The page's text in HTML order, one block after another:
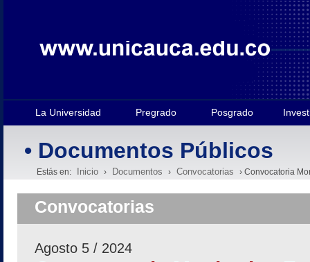
La Universidad Pregrado Posgrado
• Documentos Públicos
Estás en: Inicio › Documentos › Convocatorias › Convocatoria
Convocatorias
Agosto 5 / 2024